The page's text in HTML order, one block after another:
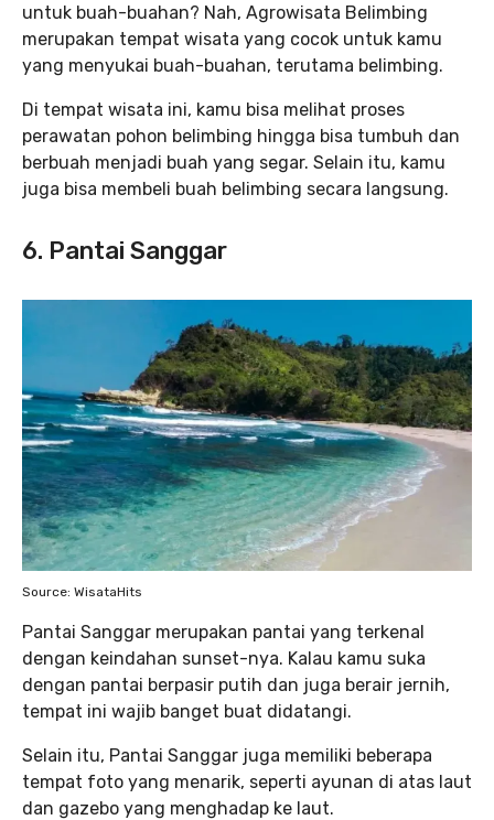
untuk buah-buahan? Nah, Agrowisata Belimbing
merupakan tempat wisata yang cocok untuk kamu
yang menyukai buah-buahan, terutama belimbing.
Di tempat wisata ini, kamu bisa melihat proses
perawatan pohon belimbing hingga bisa tumbuh dan
berbuah menjadi buah yang segar. Selain itu, kamu
juga bisa membeli buah belimbing secara langsung.
6. Pantai Sanggar
Source: WisataHits
Pantai Sanggar merupakan pantai yang terkenal
dengan keindahan sunset-nya. Kalau kamu suka
dengan pantai berpasir putih dan juga berair jernih,
tempat ini wajib banget buat didatangi.
Selain itu, Pantai Sanggar juga memiliki beberapa
tempat foto yang menarik, seperti ayunan di atas laut
dan gazebo yang menghadap ke laut.